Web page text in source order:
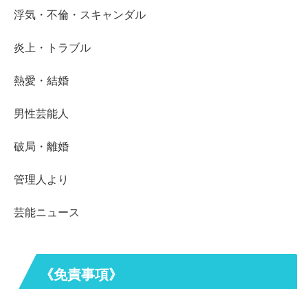
浮気・不倫・スキャンダル
炎上・トラブル
熱愛・結婚
男性芸能人
破局・離婚
管理人より
芸能ニュース
《免責事項》